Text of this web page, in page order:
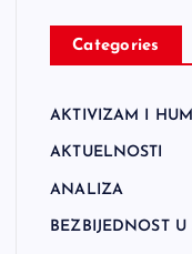
Categories
AKTIVIZAM I
AKTUELNOSTI
ANALIZA
BEZBIJEDNOST U